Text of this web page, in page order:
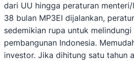
dari UU hingga peraturan menteri/
38 bulan MP3EI dijalankan,
sedemikian rupa untuk melindungi
pembangunan Indonesia.
investor. Jika dihitung satu tahun